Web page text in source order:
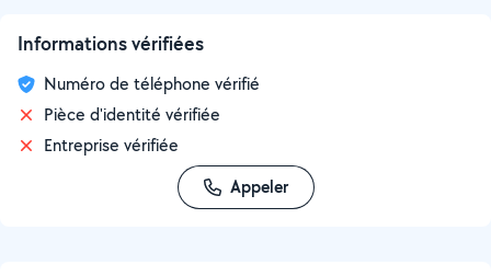
Informations vérifiées
Numéro de téléphone vérifié
Pièce d'identité vérifiée
Entreprise vérifiée
Appeler